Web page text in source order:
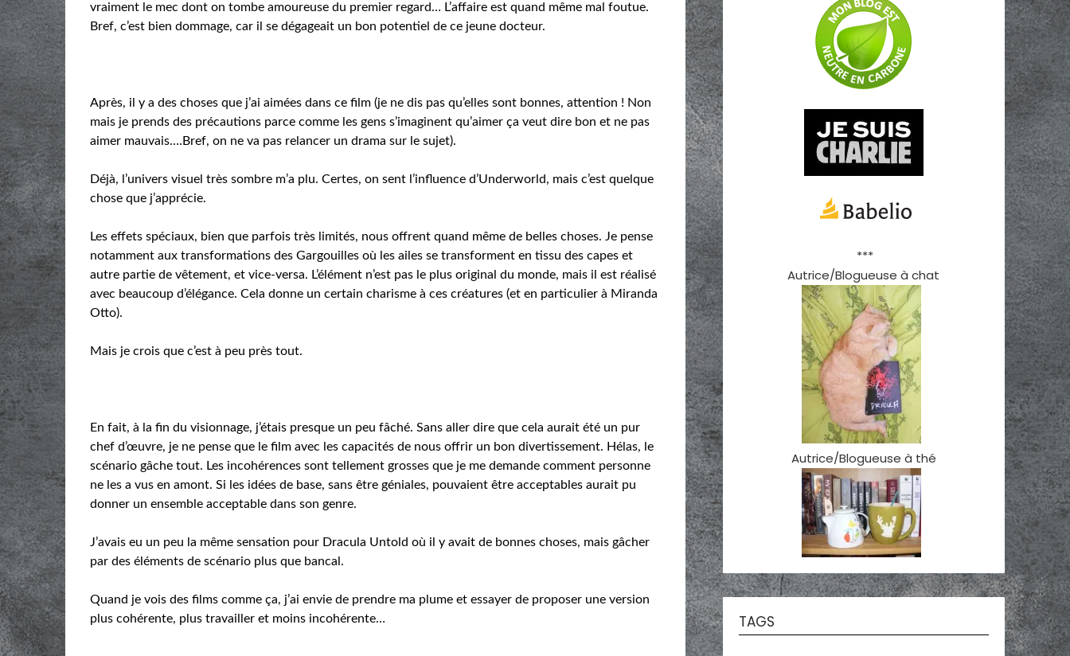
vraiment le mec dont on tombe amoureuse du premier regard… L’affaire est quand même mal foutue.
Bref, c’est bien dommage, car il se dégageait un bon potentiel de ce jeune docteur.
Après, il y a des choses que j’ai aimées dans ce film (je ne dis pas qu’elles sont bonnes, attention ! Non
mais je prends des précautions parce comme les gens s’imaginent qu’aimer ça veut dire bon et ne pas
aimer mauvais….Bref, on ne va pas relancer un drama sur le sujet).
Déjà, l’univers visuel très sombre m’a plu. Certes, on sent l’influence d’Underworld, mais c’est quelque
chose que j’apprécie.
Les effets spéciaux, bien que parfois très limités, nous offrent quand même de belles choses. Je pense
notamment aux transformations des Gargouilles où les ailes se transforment en tissu des capes et
autre partie de vêtement, et vice-versa. L’élément n’est pas le plus original du monde, mais il est réalisé
avec beaucoup d’élégance. Cela donne un certain charisme à ces créatures (et en particulier à Miranda
Otto).
Mais je crois que c’est à peu près tout.
En fait, à la fin du visionnage, j’étais presque un peu fâché. Sans aller dire que cela aurait été un pur
chef d’œuvre, je ne pense que le film avec les capacités de nous offrir un bon divertissement. Hélas, le
scénario gâche tout. Les incohérences sont tellement grosses que je me demande comment personne
ne les a vus en amont. Si les idées de base, sans être géniales, pouvaient être acceptables aurait pu
donner un ensemble acceptable dans son genre.
J’avais eu un peu la même sensation pour Dracula Untold où il y avait de bonnes choses, mais gâcher
par des éléments de scénario plus que bancal.
Quand je vois des films comme ça, j’ai envie de prendre ma plume et essayer de proposer une version
plus cohérente, plus travailler et moins incohérente…
***
Autrice/Blogueuse à chat
Autrice/Blogueuse à thé
TAGS